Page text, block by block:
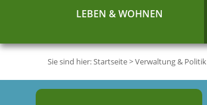
LEBEN & WOHNEN
Sie sind hier:Startseite>Verwaltung & Politik